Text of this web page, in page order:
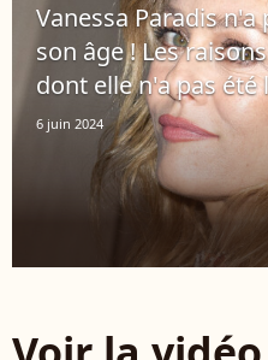
Vanessa Paradis
son âge ! Les
dont elle n'a pas
6 juin 2024